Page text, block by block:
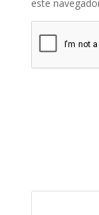
este